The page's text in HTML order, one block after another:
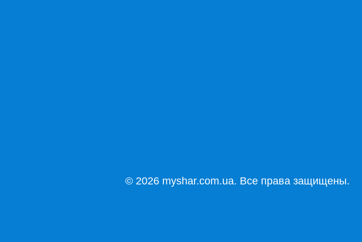
© 2026 myshar.com.ua. Все права защищены.